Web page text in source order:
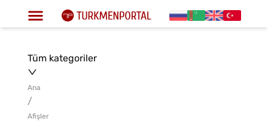
Tüm kategoriler
Ana
/
Afişler